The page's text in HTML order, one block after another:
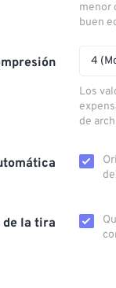
menor
buen
4
Los
de
de la tira